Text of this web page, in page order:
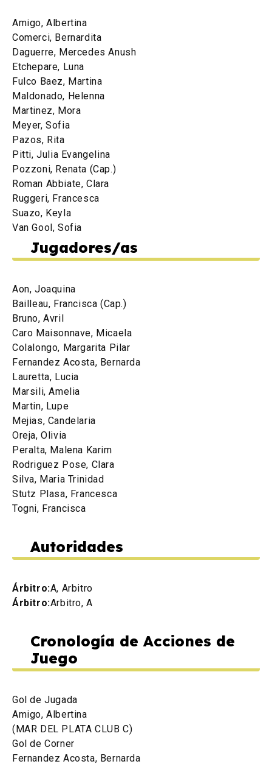
Amigo, Albertina
Comerci, Bernardita
Daguerre, Mercedes Anush
Etchepare, Luna
Fulco Baez, Martina
Maldonado, Helenna
Martinez, Mora
Meyer, Sofia
Pazos, Rita
Pitti, Julia Evangelina
Pozzoni, Renata (Cap.)
Roman Abbiate, Clara
Ruggeri, Francesca
Suazo, Keyla
Van Gool, Sofia
Jugadores/as
Aon, Joaquina
Bailleau, Francisca (Cap.)
Bruno, Avril
Caro Maisonnave, Micaela
Colalongo, Margarita Pilar
Fernandez Acosta, Bernarda
Lauretta, Lucia
Marsili, Amelia
Martin, Lupe
Mejias, Candelaria
Oreja, Olivia
Peralta, Malena Karim
Rodriguez Pose, Clara
Silva, Maria Trinidad
Stutz Plasa, Francesca
Togni, Francisca
Autoridades
Árbitro:A, Arbitro
Árbitro:Arbitro, A
Cronología de Acciones de
Juego
Gol de Jugada
Amigo, Albertina
(MAR DEL PLATA CLUB C)
Gol de Corner
Fernandez Acosta, Bernarda